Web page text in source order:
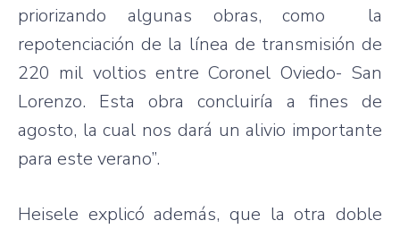
priorizando
algunas obras,como la
repotenciación de la línea de transmisión de
220 mil voltios entre Coronel Oviedo- San
Lorenzo. Esta obra concluiría a fines de
agosto, lacual nos dará unalivio importante
para este verano”.
Heisele explicó además,que laotra doble